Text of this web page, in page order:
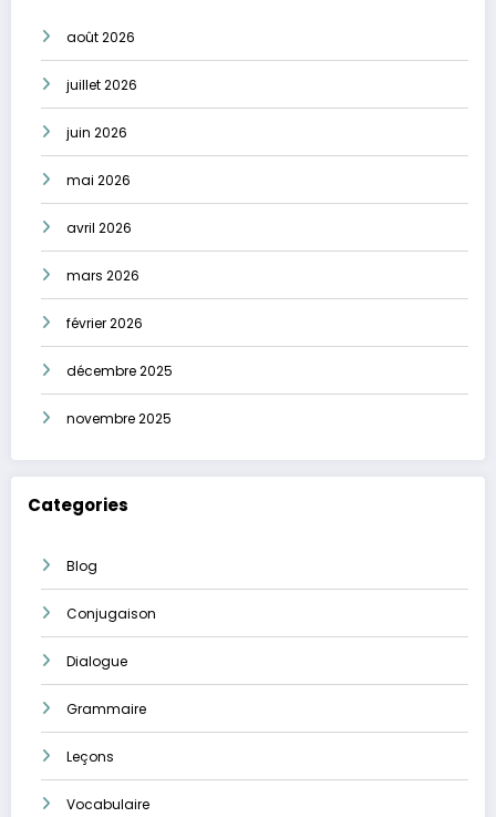
août 2026
juillet 2026
juin 2026
mai 2026
avril 2026
mars 2026
février 2026
décembre 2025
novembre 2025
Categories
Blog
Conjugaison
Dialogue
Grammaire
Leçons
Vocabulaire